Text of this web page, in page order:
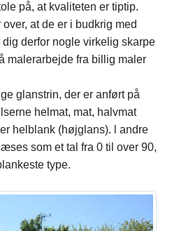
på, at kvaliteten er tiptip.
at de er i budkrig med
derfor nogle virkelig skarpe
malerarbejde fra billig maler
glanstrin, der er anført på
helmat, mat, halvmat
helblank (højglans). l andre
som et tal fra 0 til over 90,
type.